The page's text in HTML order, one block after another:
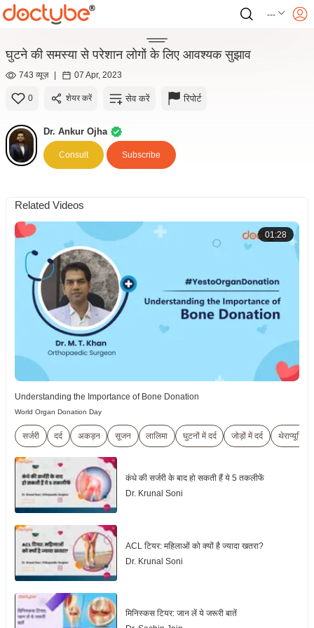
---
घुटने की समस्या से परेशान लोगों के लिए आवश्यक सुझाव
743 व्यूज़ | 07 Apr, 2023
0 शेयर करें सेव करें रिपोर्ट
Dr. Ankur Ojha
Consult Subscribe
Related Videos
01:28
Understanding the Importance of Bone Donation
World Organ Donation Day
सर्जरी दर्द अकड़न सूजन लालिमा घुटनों में दर्द जोड़ों में दर्द थेराप्यूटिक
कंधे की सर्जरी के बाद हो सकती हैं ये 5 तकलीफें
Dr. Krunal Soni
ACL टियर: महिलाओं को क्यों है ज्यादा खतरा?
Dr. Krunal Soni
मिनिस्कस टियर: जान लें ये जरूरी बातें